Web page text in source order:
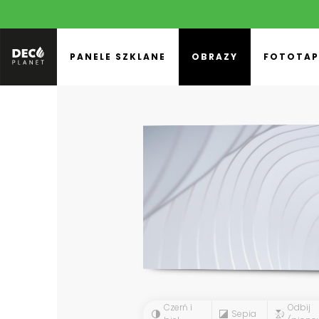
PANELE SZKLANE OBRAZY
Czerń i
Sepia
Odbij